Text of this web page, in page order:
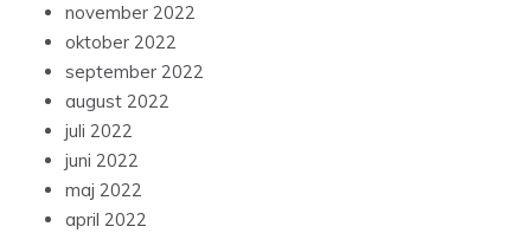
november 2022
oktober 2022
september 2022
august 2022
juli 2022
juni 2022
maj 2022
april 2022